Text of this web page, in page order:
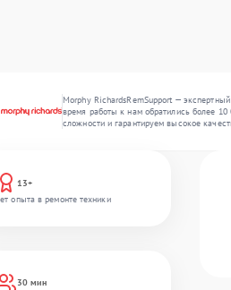
Morphy RichardsRemSupport —
время работы к нам обратились более
сложности и гарантируем высокое
13+
опыта в ремонте техники
30 мин